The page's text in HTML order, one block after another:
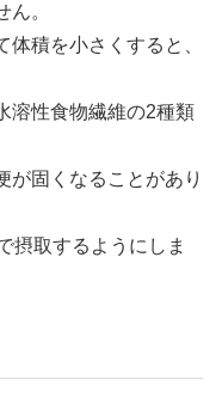
。
積を小さくすると、
溶性食物繊維の2種類
が固くなることがあり
摂取するようにしま